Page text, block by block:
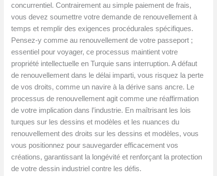
concurrentiel. Contrairement au simple paiement de frais,
vous devez soumettre votre demande de renouvellement à
temps et remplir des exigences procédurales spécifiques.
Pensez-y comme au renouvellement de votre passeport ;
essentiel pour voyager, ce processus maintient votre
propriété intellectuelle en Turquie sans interruption. A défaut
de renouvellement dans le délai imparti, vous risquez la perte
de vos droits, comme un navire à la dérive sans ancre. Le
processus de renouvellement agit comme une réaffirmation
de votre implication dans l’industrie. En maîtrisant les lois
turques sur les dessins et modèles et les nuances du
renouvellement des droits sur les dessins et modèles, vous
vous positionnez pour sauvegarder efficacement vos
créations, garantissant la longévité et renforçant la protection
de votre dessin industriel contre les défis.